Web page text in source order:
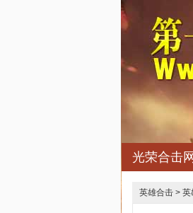
光荣合击网
英雄合击 > 英